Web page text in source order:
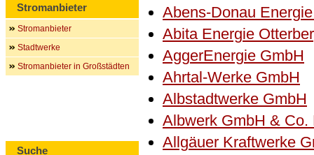
Abens-Donau
Abita Energie
AggerEnergie GmbH
Ahrtal-Werke GmbH
Albstadtwerke GmbH
Albwerk GmbH & Co.
Allgäuer Kraftwerke
Stromanbieter
Stromanbieter
Stadtwerke
Stromanbieter in Großstädten
Suche